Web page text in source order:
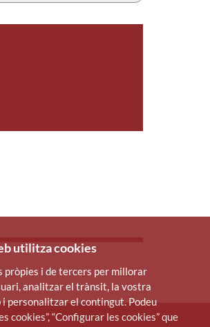
utilitza cookies
pròpies i de tercers per millorar
analitzar el trànsit, la vostra
i personalitzar el contingut. Podeu
cookies”, “Configurar les cookies” que